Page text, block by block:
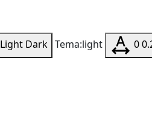
Light Dark Tema:light 0